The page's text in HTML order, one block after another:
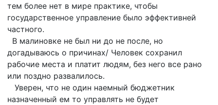
тем более нет в мире практике, чтобы
государственное управление было эффективней
частного.
В малиновке не был ни до не после, но
догадываюсь о причинах/ Человек сохранил
рабочие места и платит людям, без него все рано
или поздно развалилось.
Уверен, что не один наемный бюджетник
назначенный ем то управлять не будет